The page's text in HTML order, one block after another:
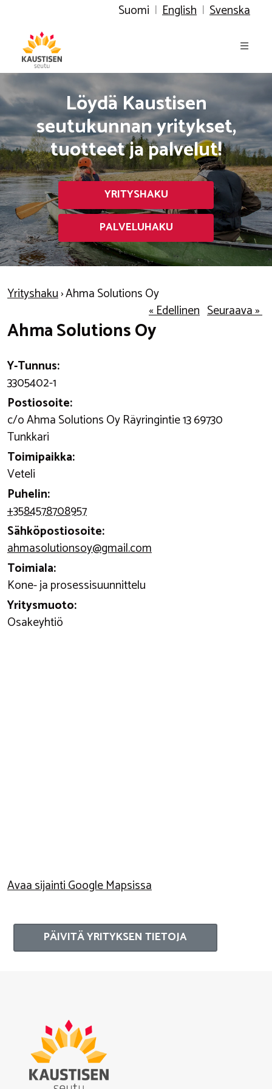
Suomi | English | Svenska
Löydä Kaustisen
seutukunnan yritykset,
tuotteet ja palvelut!
YRITYSHAKU
PALVELUHAKU
Yrityshaku› Ahma Solutions Oy
« Edellinen Seuraava »
Ahma Solutions Oy
Y-Tunnus:
3305402-1
Postiosoite:
c/o Ahma Solutions Oy Räyringintie 13 69730
Tunkkari
Toimipaikka:
Veteli
Puhelin:
+3584578708957
Sähköpostiosoite:
ahmasolutionsoy@gmail.com
Toimiala:
Kone- ja prosessisuunnittelu
Yritysmuoto:
Osakeyhtiö
Avaa sijainti Google Mapsissa
PÄIVITÄ YRITYKSEN TIETOJA